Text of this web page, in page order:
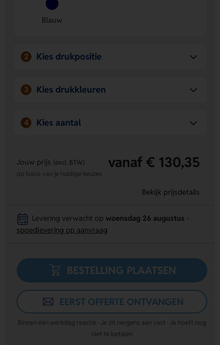
parkeerschijf handig en overzichtelijk.
Stijlvolle uitstraling
Blauw
2 Kies drukpositie
3 Kies drukkleuren
4 Kies aantal
Jouw prijs (excl. BTW) vanaf € 130,35
op basis van je huidige keuzes
Bekijk prijsdetails
Levering verwacht op woensdag 26 augustus
spoedlevering op aanvraag
BESTELLING PLAATSEN
EERST OFFERTE ONTVANGEN
Binnen één werkdag reactie · Je zit nergens aan vast · Je hoeft nog
niet te betalen